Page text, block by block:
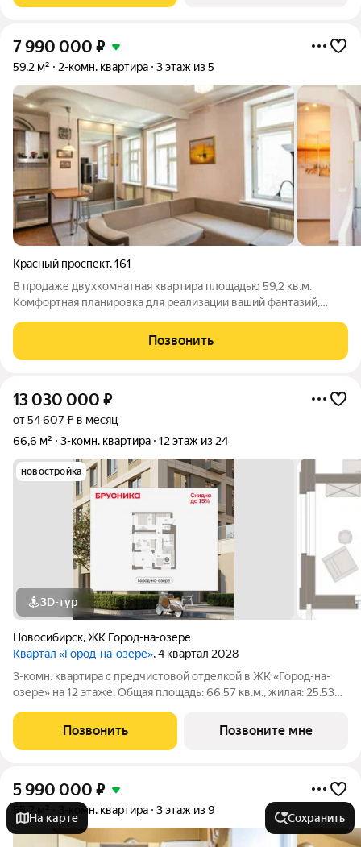
7 990 000 ₽
59,2 м² 2-комн. квартира 3 этаж из 5
Красный проспект,161
В продаже двухкомнатная квартира площадью 59,2 кв.м.
Комфортная планировка для реализации ваший фантазий,
оснащена косметическим ремонтом, что позволяет новым
владельцам сразу заселиться или
Позвонить
13 030 000 ₽
от 54 607 ₽ в месяц
66,6 м²
3-комн. квартира 12 этаж из 24
новостройка
3D-тур
Новосибирск,ЖК Город-на-озере
Квартал «Город-на-озере», 4 квартал 2028
3-комн. квартира с предчистовой отделкой в ЖК «Город-на-
озере» на 12 этаже. Общая площадь: 66.57 кв.м., жилая: 25.53
потолков 3.0 м. Квартира с кухней-гостиной и двумя
спальнями в проекте
Позвонить Позвоните мне
5 990 000 ₽
55,7 м² 3-комн. квартира 3 этаж из 9
На карте Сохранить